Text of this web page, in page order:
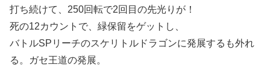
打ち続けて、250回転で2回目の先光りが！
死の12カウントで、緑保留をゲットし、
バトルSPリーチのスケリトルドラゴンに発展するも外れ
る。ガセ王道の発展。